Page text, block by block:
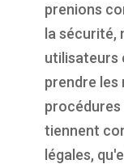
prenions
la sécurité,
utilisateurs
prendre les
tiennent
légales,